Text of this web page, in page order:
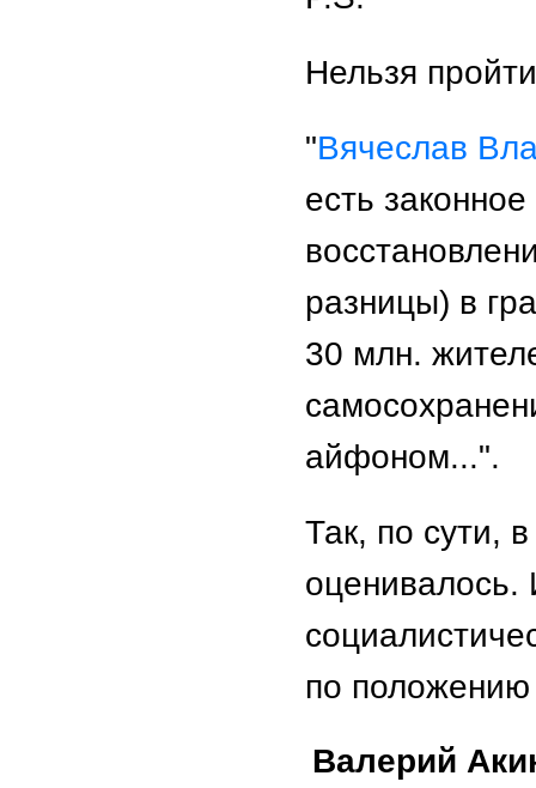
Нельзя
"Вячеслав
есть
разницы) в
30 млн.
айфоном...".
Так, по сути,
по
Валерий